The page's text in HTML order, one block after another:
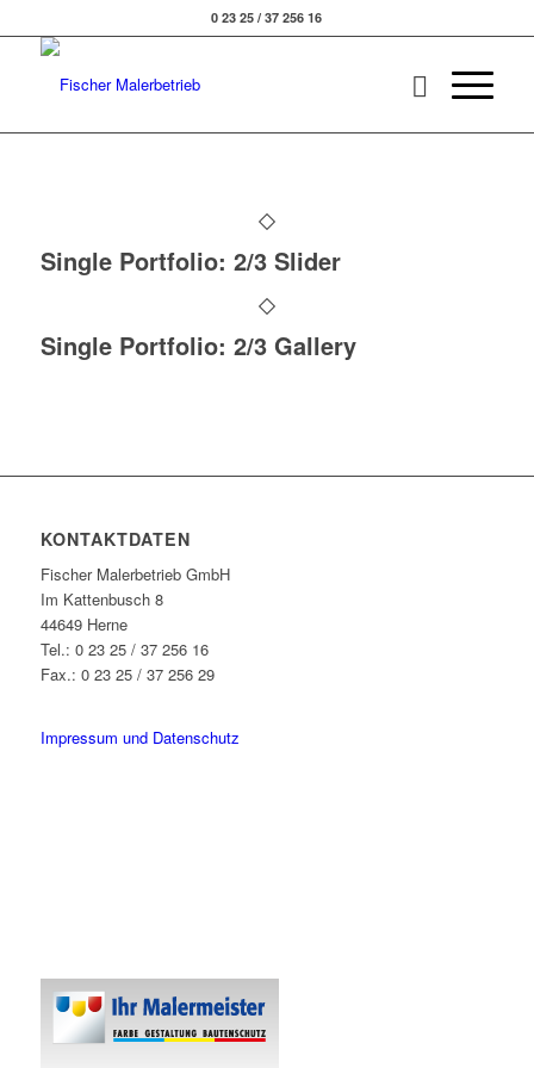
0 23 25 / 37 256 16
Single Portfolio: 2/3 Slider
Single Portfolio: 2/3 Gallery
KONTAKTDATEN
Fischer Malerbetrieb GmbH
Im Kattenbusch 8
44649 Herne
Tel.: 0 23 25 / 37 256 16
Fax.: 0 23 25 / 37 256 29
Impressum und Datenschutz